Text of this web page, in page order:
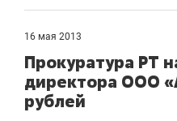
16 мая 2013
Прокуратура РТ
директора ООО
рублей